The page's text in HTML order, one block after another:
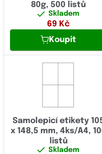
80g, 500 listů
Skladem
69 Kč
Koupit
Samolepicí etikety
x 148,5 mm, 4ks/A4,
listů
Skladem